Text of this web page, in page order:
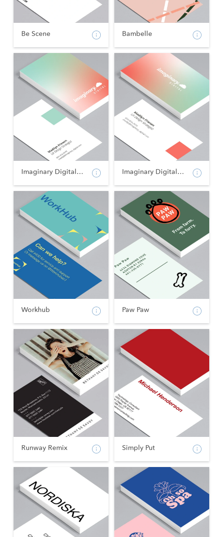
Be Scene Bambelle
Imaginary Digital - Po... Imaginary Digital - La...
Workhub Paw Paw
Runway Remix Simply Put